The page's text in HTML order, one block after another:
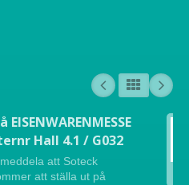
EISENWARENMESSE
Hall 4.1 / G032
att Soteck
att ställa ut på